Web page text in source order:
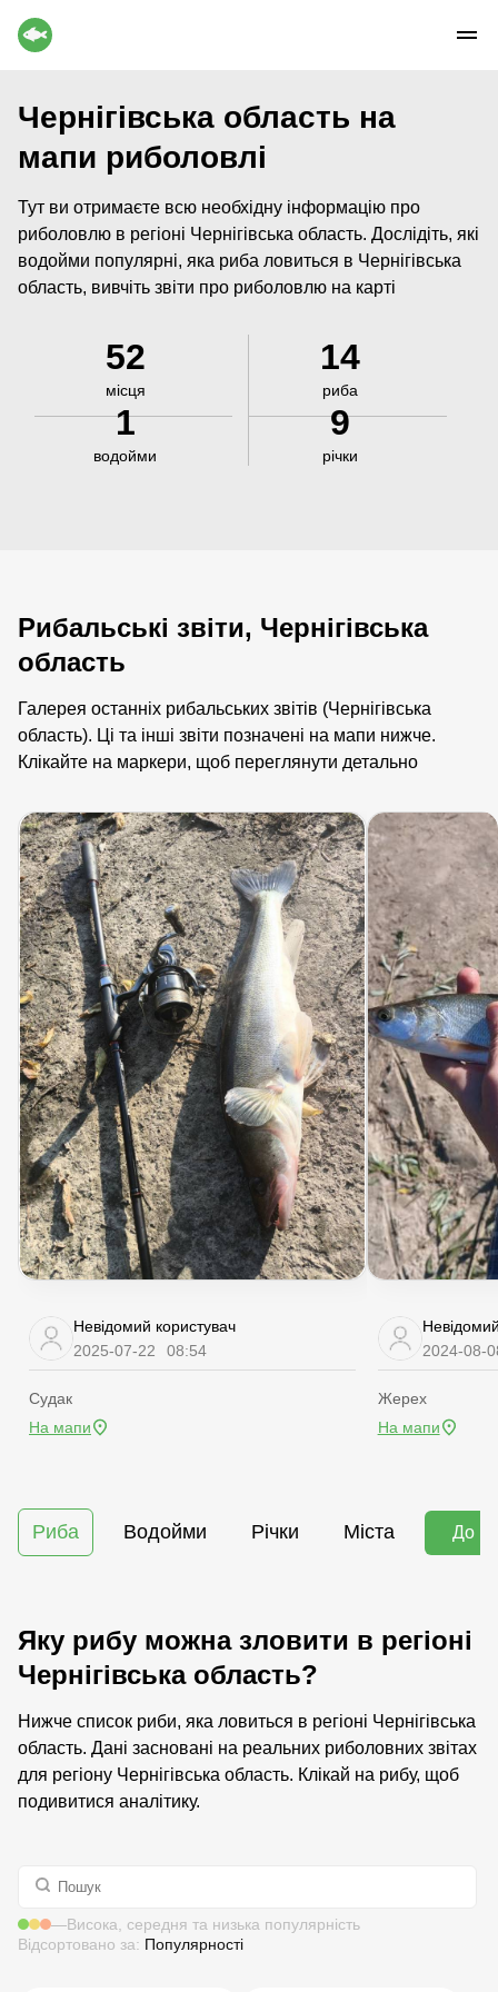
Чернігівська область на
мапи риболовлі
Тут ви отримаєте всю необхідну інформацію про
риболовлю в регіоні Чернігівська область. Дослідіть, які
водойми популярні, яка риба ловиться в Чернігівська
область, вивчіть звіти про риболовлю на карті
52
місця
14
риба
1
водойми
9
річки
Рибальські звіти, Чернігівська
область
Галерея останніх рибальських звітів (Чернігівська
область). Ці та інші звіти позначені на мапи нижче.
Клікайте на маркери, щоб переглянути детально
Невідомий користувач
2025-07-22
08:54
Судак
На мапи
2024-08-
Жерех
На мапи
Риба Водойми Річки Міста До
Яку рибу можна зловити в регіоні
Чернігівська область?
Нижче список риби, яка ловиться в регіоні Чернігівська
область. Дані засновані на реальних риболовних звітах
для регіону Чернігівська область. Клікай на рибу, щоб
подивитися аналітику.
—Висока, середня та низька популярність
Відсортовано за: Популярності